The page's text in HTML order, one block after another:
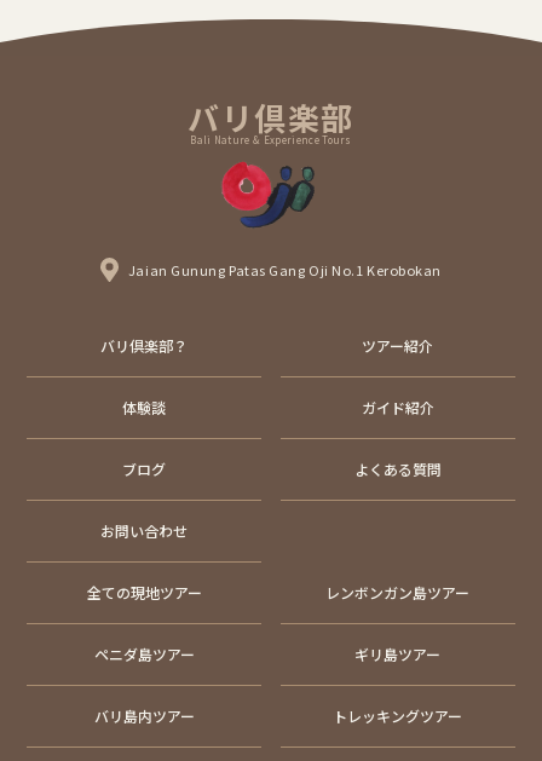
バリ倶楽部
Bali Nature & Experience Tours
Jaian Gunung Patas Gang Oji No.1 Kerobokan
バリ倶楽部？ ツアー紹介
体験談 ガイド紹介
ブログ よくある質問
お問い合わせ
全ての現地ツアー レンボンガン島ツアー
ペニダ島ツアー ギリ島ツアー
バリ島内ツアー トレッキングツアー